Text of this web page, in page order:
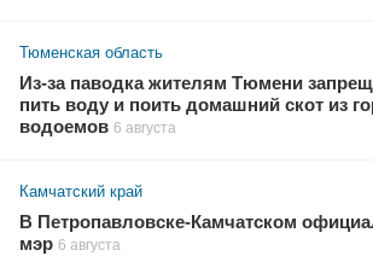
Тюменская область
Из-за паводка жителям Тюмени
пить воду и поить домашний скот из
водоемов 6 августа
Камчатский край
В Петропавловске-Камчатском
мэр 6 августа